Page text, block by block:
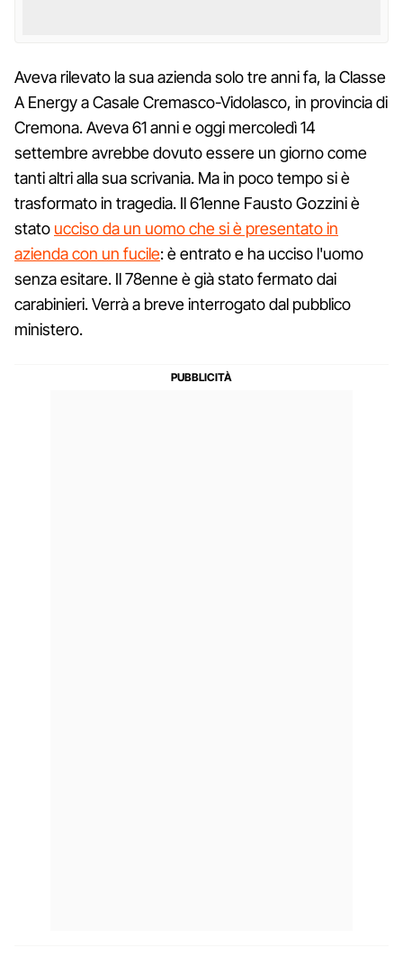
Aveva rilevato la sua azienda solo tre anni fa, la Classe
A Energy a Casale Cremasco-Vidolasco, in provincia di
Cremona. Aveva 61 anni e oggi mercoledì 14
settembre avrebbe dovuto essere un giorno come
tanti altri alla sua scrivania. Ma in poco tempo si è
trasformato in tragedia. Il 61enne Fausto Gozzini è
stato ucciso da un uomo che si è presentato in
azienda con un fucile: è entrato e ha ucciso l'uomo
senza esitare. Il 78enne è già stato fermato dai
carabinieri. Verrà a breve interrogato dal pubblico
ministero.